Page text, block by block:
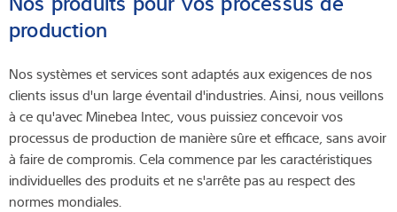
production
Nos systèmes et services sont adaptés aux exigences de nos
clients issus d'un large éventail d'industries. Ainsi, nous veillons
à ce qu'avec Minebea Intec, vous puissiez concevoir vos
processus de production de manière sûre et efficace, sans avoir
à faire de compromis. Cela commence par les caractéristiques
individuelles des produits et ne s'arrête pas au respect des
normes mondiales.